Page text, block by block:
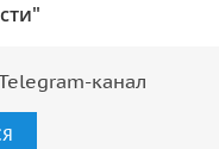
канал